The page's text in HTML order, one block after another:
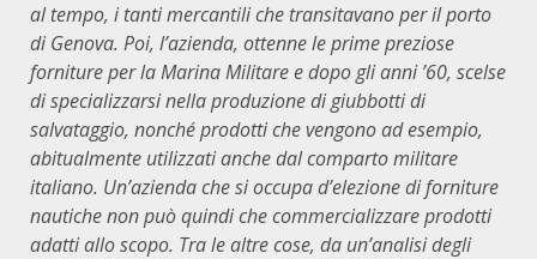
al tempo, i tanti mercantili che transitavano per il porto
di Genova. Poi, l’azienda, ottenne le prime preziose
forniture per la Marina Militare e dopo gli anni ’60, scelse
di specializzarsi nella produzione di giubbotti di
salvataggio, nonché prodotti che vengono ad esempio,
abitualmente utilizzati anche dal comparto militare
italiano. Un’azienda che si occupa d’elezione di forniture
nautiche non può quindi che commercializzare prodotti
adatti allo scopo. Tra le altre cose, da un’analisi degli